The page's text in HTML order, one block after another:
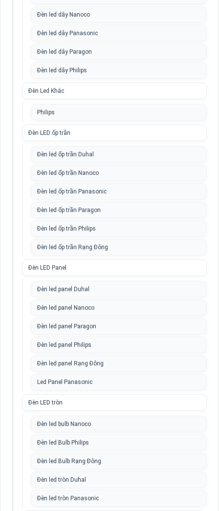
Đèn led dây Nanoco
Đèn led dây Panasonic
Đèn led dây Paragon
Đèn led dây Philips
Đèn Led Khác
Philips
Đèn LED ốp trần
Đèn led ốp trần Duhal
Đèn led ốp trần Nanoco
Đèn led ốp trần Panasonic
Đèn led ốp trần Paragon
Đèn led ốp trần Philips
Đèn led ốp trần Rạng Đông
Đèn LED Panel
Đèn led panel Duhal
Đèn led panel Nanoco
Đèn led panel Paragon
Đèn led panel Philips
Đèn led panel Rạng Đông
Led Panel Panasonic
Đèn LED tròn
Đèn led bulb Nanoco
Đèn led Bulb Philips
Đèn led Bulb Rạng Đông
Đèn led tròn Duhal
Đèn led tròn Panasonic